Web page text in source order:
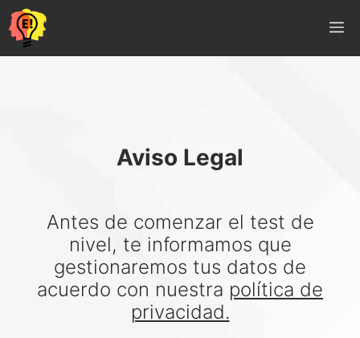
Saltar
al
contenido
Aviso Legal
Antes de comenzar el test de
nivel, te informamos que
gestionaremos tus datos de
acuerdo con nuestra política de
privacidad.